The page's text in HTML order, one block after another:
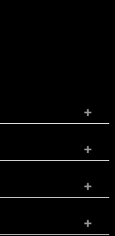
+
+
+
+